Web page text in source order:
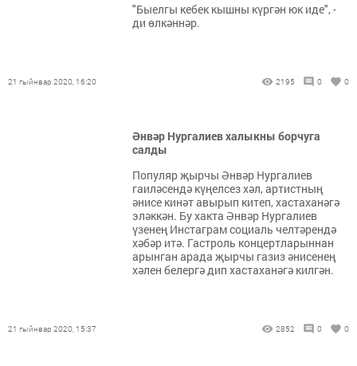
"Быелгы кебек кышны күргән юк иде", -
ди өлкәннәр.
21 гыйнвар 2020, 16:20 2195 0 0
Әнвәр Нургалиев халыкны борчуга
салды
Популяр җырчы Әнвәр Нургалиев
гаиләсендә күңелсез хәл, артистның
әнисе кинәт авырып китеп, хастаханәгә
эләккән. Бу хакта Әнвәр Нургалиев
үзенең Инстаграм социаль челтәрендә
хәбәр итә. Гастроль концертларыннан
арынган арада җырчы газиз әнисенең
хәлен белергә дип хастаханәгә килгән.
21 гыйнвар 2020, 15:37 2852 0 0